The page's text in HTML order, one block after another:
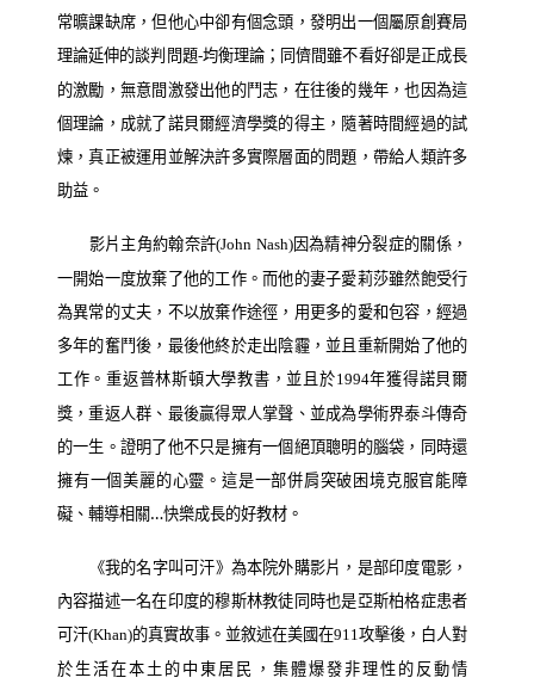
常曠課缺席，但他心中卻有個念頭，發明出一個屬原創賽局
理論延伸的談判問題-均衡理論；同儕間雖不看好卻是正成長
的激勵，無意間激發出他的鬥志，在往後的幾年，也因為這
個理論，成就了諾貝爾經濟學獎的得主，隨著時間經過的試
煉，真正被運用並解決許多實際層面的問題，帶給人類許多
助益。
影片主角約翰奈許(John Nash)因為精神分裂症的關係，
一開始一度放棄了他的工作。而他的妻子愛莉莎雖然飽受行
為異常的丈夫，不以放棄作途徑，用更多的愛和包容，經過
多年的奮鬥後，最後他終於走出陰霾，並且重新開始了他的
工作。重返普林斯頓大學教書，並且於1994年獲得諾貝爾
獎，重返人群、最後贏得眾人掌聲、並成為學術界泰斗傳奇
的一生。證明了他不只是擁有一個絕頂聰明的腦袋，同時還
擁有一個美麗的心靈。這是一部併肩突破困境克服官能障
礙、輔導相關…快樂成長的好教材。
《我的名字叫可汗》為本院外購影片，是部印度電影，
內容描述一名在印度的穆斯林教徒同時也是亞斯柏格症患者
可汗(Khan)的真實故事。並敘述在美國在911攻擊後，白人對
於生活在本土的中東居民，集體爆發非理性的反動情